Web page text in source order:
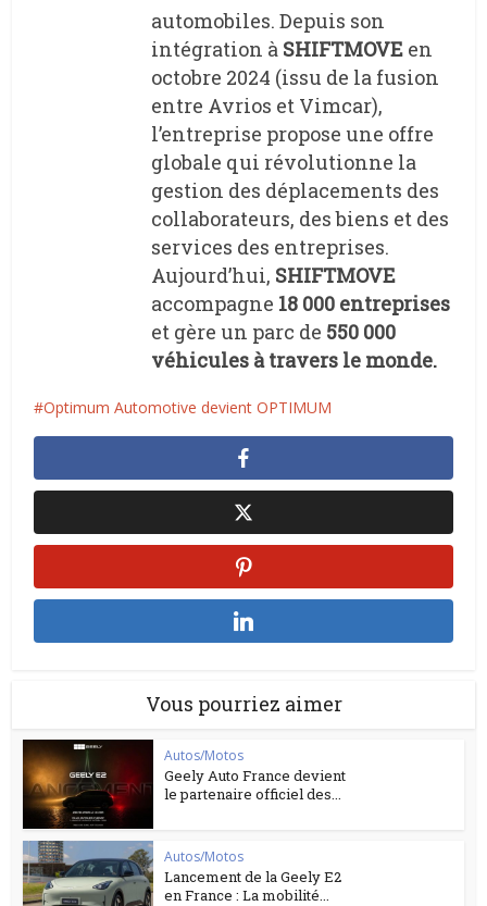
automobiles. Depuis son
intégration à SHIFTMOVE en
octobre 2024 (issu de la fusion
entre Avrios et Vimcar),
l’entreprise propose une offre
globale qui révolutionne la
gestion des déplacements des
collaborateurs, des biens et des
services des entreprises.
Aujourd’hui, SHIFTMOVE
accompagne 18 000 entreprises
et gère un parc de 550 000
véhicules à travers le monde.
Optimum Automotive devient OPTIMUM
Vous pourriez aimer
Autos/Motos
Geely Auto France devient
le partenaire officiel des...
Autos/Motos
Lancement de la Geely E2
en France : La mobilité...